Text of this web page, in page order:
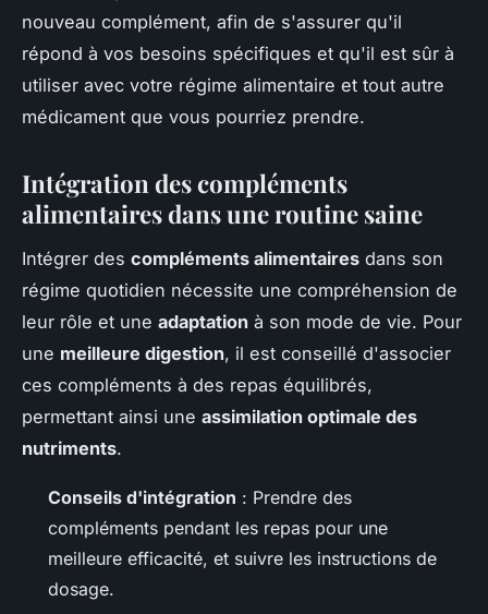
nouveau complément, afin de s'assurer qu'il
répond à vos besoins spécifiques et qu'il est sûr à
utiliser avec votre régime alimentaire et tout autre
médicament que vous pourriez prendre.
Intégration des compléments
alimentaires dans une routine saine
Intégrer des compléments alimentaires dans son
régime quotidien nécessite une compréhension de
leur rôle et une adaptation à son mode de vie. Pour
une meilleure digestion, il est conseillé d'associer
ces compléments à des repas équilibrés,
permettant ainsi une assimilation optimale des
nutriments.
Conseils d'intégration : Prendre des
compléments pendant les repas pour une
meilleure efficacité, et suivre les instructions de
dosage.